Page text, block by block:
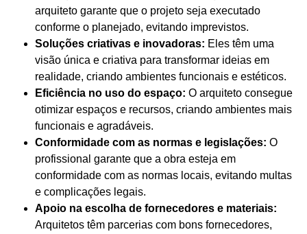
arquiteto garante que o projeto seja executado
conforme o planejado, evitando imprevistos.
Soluções criativas e inovadoras: Eles têm uma
visão única e criativa para transformar ideias em
realidade, criando ambientes funcionais e estéticos.
Eficiência no uso do espaço: O arquiteto consegue
otimizar espaços e recursos, criando ambientes mais
funcionais e agradáveis.
Conformidade com as normas e legislações: O
profissional garante que a obra esteja em
conformidade com as normas locais, evitando multas
e complicações legais.
Apoio na escolha de fornecedores e materiais:
Arquitetos têm parcerias com bons fornecedores,